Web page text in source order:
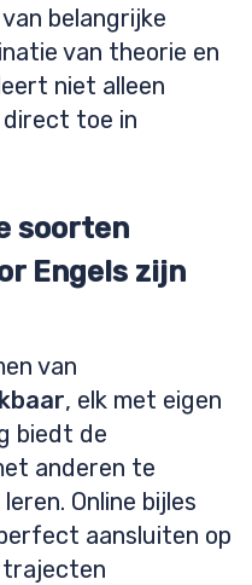
belangrijke
van theorie en
niet alleen
direct toe in
soorten
Engels zijn
van
, elk met eigen
biedt de
anderen te
Online bijles
aansluiten op
trajecten